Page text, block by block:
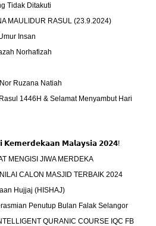
Tidak Ditakuti
MAULIDUR RASUL (23.9.2024)
Insan
Norhafizah
Ruzana Natiah
1446H & Selamat Menyambut Hari
𝗠𝗮𝗹𝗮𝘆𝘀𝗶𝗮 𝟮𝟬𝟮𝟰!
MENGISI JIWA MERDEKA
CALON MASJID TERBAIK 2024
Hujjaj (HISHAJ)
Penutup Bulan Falak Selangor
QURANIC COURSE IQC FB